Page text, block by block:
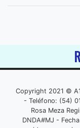
Copyright 2021 ©
- Teléfono: (54)
Rosa Meza
DNDA#MJ -